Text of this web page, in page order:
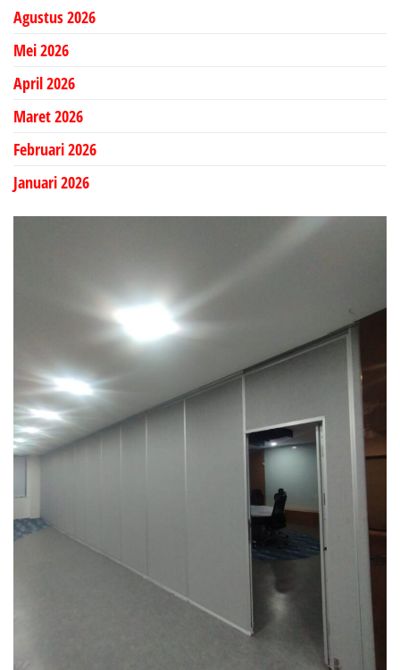
Agustus 2026
Mei 2026
April 2026
Maret 2026
Februari 2026
Januari 2026